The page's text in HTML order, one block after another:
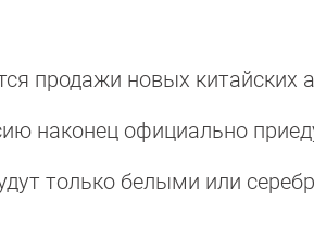
продажи новых китайских
наконец официально
только белыми или